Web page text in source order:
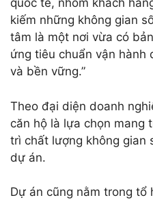
quốc tế, nhóm khách
kiếm những không gian
tâm là một nơi vừa có
ứng tiêu chuẩn vận hành
và bền vững.”
Theo đại diện doanh
căn hộ là lựa chọn mang
trì chất lượng không gian
dự án.
Dự án cũng nằm trong tổ